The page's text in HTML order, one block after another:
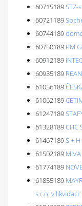
60715189STZ-
60721189
60744189
60750189 PM
60912189
60935189
61056189
61062189
61247189
61328189CHC
61467189S +
61502189
61774189
61855189
s r.o. v likvidaci